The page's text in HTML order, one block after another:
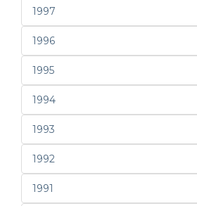
1997
1996
1995
1994
1993
1992
1991